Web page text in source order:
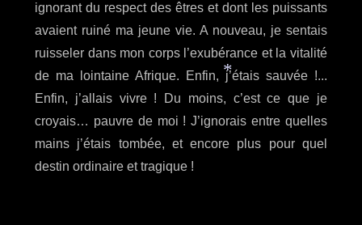
*
ignorant du respect des êtres et dont les puissants
avaient ruiné ma jeune vie. A nouveau, je sentais
ruisseler dans mon corps l’exubérance et la vitalité
de ma lointaine Afrique. Enfin, j’étais sauvée !...
Enfin, j’allais vivre !
Du moins, c’est ce que je
croyais… pauvre de moi ! J’ignorais entre quelles
mains j’étais tombée, et encore plus pour quel
destin ordinaire et tragique !